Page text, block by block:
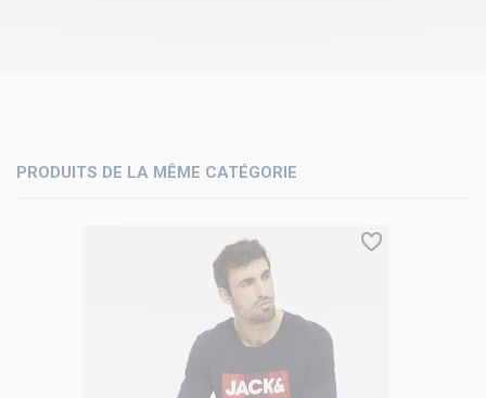
PRODUITS DE LA MÊME CATÉGORIE